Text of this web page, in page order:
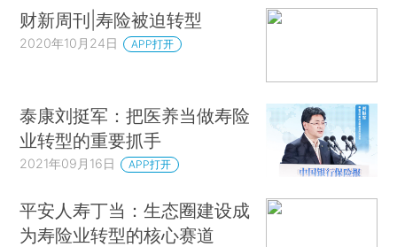
财新周刊|寿险被迫转型
2020年10月24日 APP打开
泰康刘挺军：把医养当做寿险
业转型的重要抓手
2021年09月16日 APP打开
平安人寿丁当：生态圈建设成
为寿险业转型的核心赛道